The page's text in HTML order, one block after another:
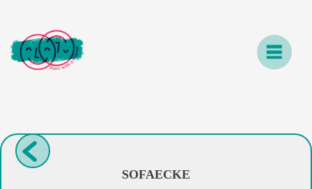
Skip
content
SOFAECKE